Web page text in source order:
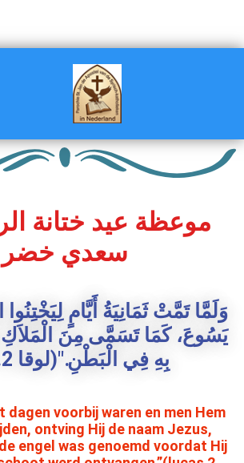
موعظة عيد ختانة
سعدي خضر
وَلَمَّا تَمَّتْ ثَمَانِيَةُ أَيَّامٍ
يَسُوعَ، كَمَا تَسَمَّى مِنَ
بِهِ فِي الْبَطْنِ."(لوقا 2. 21)
dagen voorbij waren en men Hem
ontving Hij de naam Jezus,
engel was genoemd voordat Hij